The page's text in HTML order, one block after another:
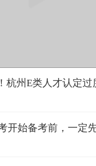
杭州E类人才认定过
开始备考前，一定